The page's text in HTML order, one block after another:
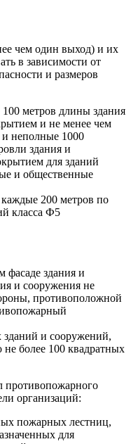
чем один выход) и их
в зависимости от
и размеров
метров длины здания
и не менее чем
неполные 1000
здания и
для зданий
и общественные
200 метров по
класса Ф5
фасаде здания и
и сооружения не
противоположной
и сооружений,
более 100 квадратных
противопожарного
организаций:
пожарных лестниц,
для